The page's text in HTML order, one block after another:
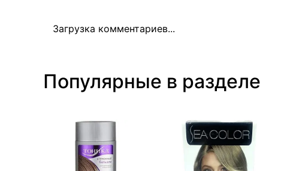
Загрузка комментариев...
Популярные в разделе